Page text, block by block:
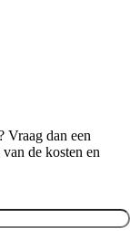
Vraag dan een
de kosten en